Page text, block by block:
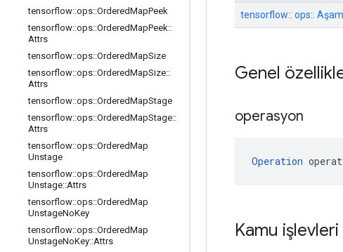
tensorflow::ops::OrderedMapPeek
tensorflow::ops::OrderedMapPeek::
Attrs
tensorflow::ops::OrderedMapSize
tensorflow::ops::OrderedMapSize::
Attrs
tensorflow::ops::OrderedMapStage
tensorflow::ops::OrderedMapStage::
Attrs
tensorflow::ops::OrderedMap
Unstage
tensorflow::ops::OrderedMap
Unstage::Attrs
tensorflow::ops::OrderedMap
UnstageNoKey
tensorflow::ops::OrderedMap
UnstageNoKey::Attrs
tensorflow:: ops::
Genel
operasyon
Operation
Kamu işlevleri